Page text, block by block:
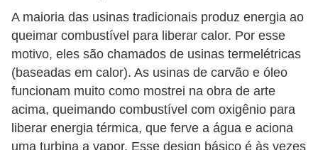
A maioria das usinas tradicionais produz energia ao
queimar combustível para liberar calor. Por esse
motivo, eles são chamados de usinas termelétricas
(baseadas em calor). As usinas de carvão e óleo
funcionam muito como mostrei na obra de arte
acima, queimando combustível com oxigênio para
liberar energia térmica, que ferve a água e aciona
uma turbina a vapor. Esse design básico é às vezes